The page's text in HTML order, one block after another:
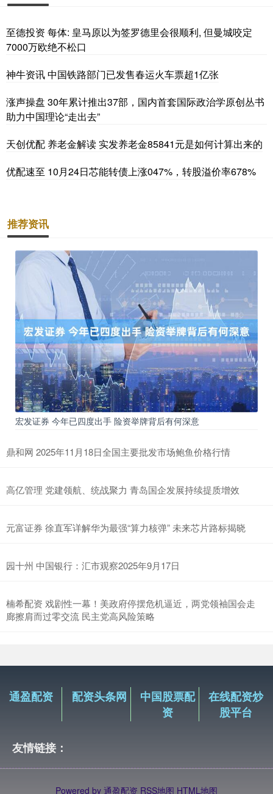
至德投资 每体: 皇马原以为签罗德里会很顺利, 但曼城咬定
7000万欧绝不松口
神牛资讯 中国铁路部门已发售春运火车票超1亿张
涨声操盘 30年累计推出37部，国内首套国际政治学原创丛书
助力中国理论“走出去”
天创优配 养老金解读 实发养老金85841元是如何计算出来的
优配速至 10月24日芯能转债上涨047%，转股溢价率678%
推荐资讯
宏发证券 今年已四度出手 险资举牌背后有何深意
鼎和网 2025年11月18日全国主要批发市场鲍鱼价格行情
高亿管理 党建领航、统战聚力 青岛国企发展持续提质增效
元富证券 徐直军详解华为最强“算力核弹” 未来芯片路标揭晓
园十州 中国银行：汇市观察2025年9月17日
楠希配资 戏剧性一幕！美政府停摆危机逼近，两党领袖国会走
廊擦肩而过零交流 民主党高风险策略
通盈配资 配资头条网
中国股票配
资
在线配资炒
股平台
友情链接：
Powered by 通盈配资 RSS地图 HTML地图